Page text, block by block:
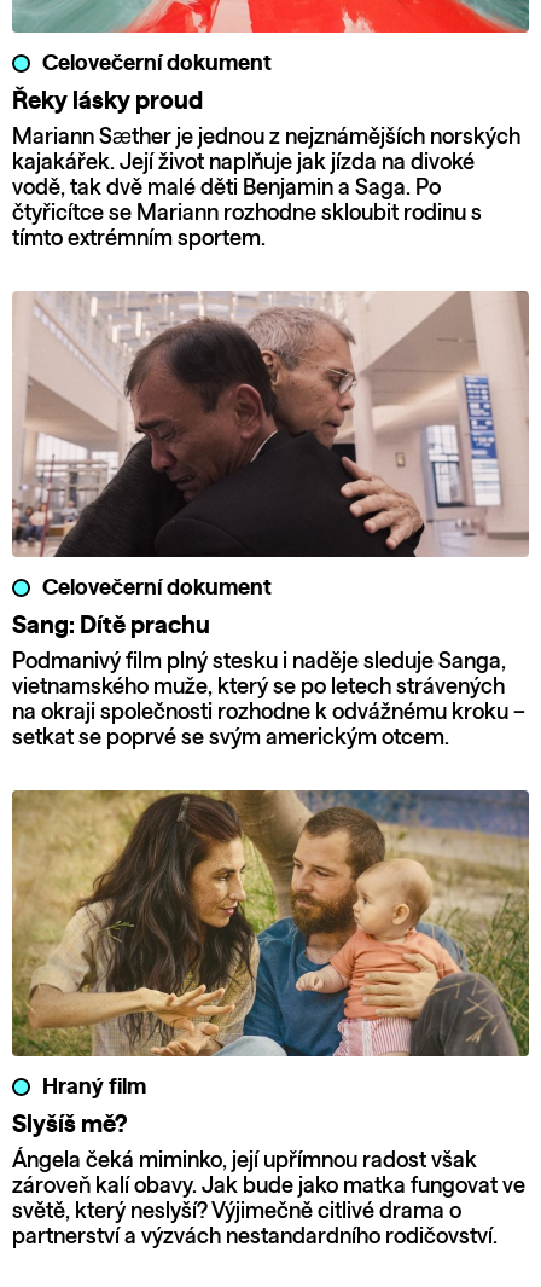
Celovečerní dokument
Řeky lásky proud
Mariann Sæther je jednou z nejznámějších norských
kajakářek. Její život naplňuje jak jízda na divoké
vodě, tak dvě malé děti Benjamin a Saga. Po
čtyřicítce se Mariann rozhodne skloubit rodinu s
tímto extrémním sportem.
Celovečerní dokument
Sang: Dítě prachu
Podmanivý film plný stesku i naděje sleduje Sanga,
vietnamského muže, který se po letech strávených
na okraji společnosti rozhodne k odvážnému kroku –
setkat se poprvé se svým americkým otcem.
Hraný film
Slyšíš mě?
Ángela čeká miminko, její upřímnou radost však
zároveň kalí obavy. Jak bude jako matka fungovat ve
světě, který neslyší? Výjimečně citlivé drama o
partnerství a výzvách nestandardního rodičovství.